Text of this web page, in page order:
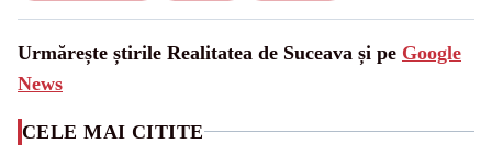
Urmărește știrile Realitatea de Suceava și pe Google
News
CELE MAI CITITE